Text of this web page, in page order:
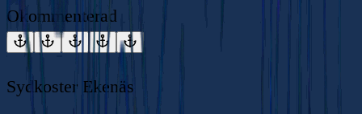
Okommenterad
Sydkoster Ekenäs